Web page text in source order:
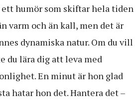
humör som skiftar hela tiden
varm och än kall, men det är
dynamiska natur. Om du vill
du lära dig att leva med
En minut är hon glad
hatar hon det. Hantera det –